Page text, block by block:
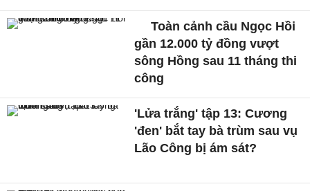
Toàn cảnh cầu Ngọc Hồi
gần 12.000 tỷ đồng vượt
sông Hồng sau 11 tháng thi
công
'Lửa trắng' tập 13: Cương
'đen' bắt tay bà trùm sau vụ
Lão Công bị ám sát?